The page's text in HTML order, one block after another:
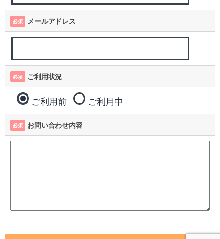
必須 メールアドレス
必須 ご利用状況
ご利用前 ご利用中
必須 お問い合わせ内容